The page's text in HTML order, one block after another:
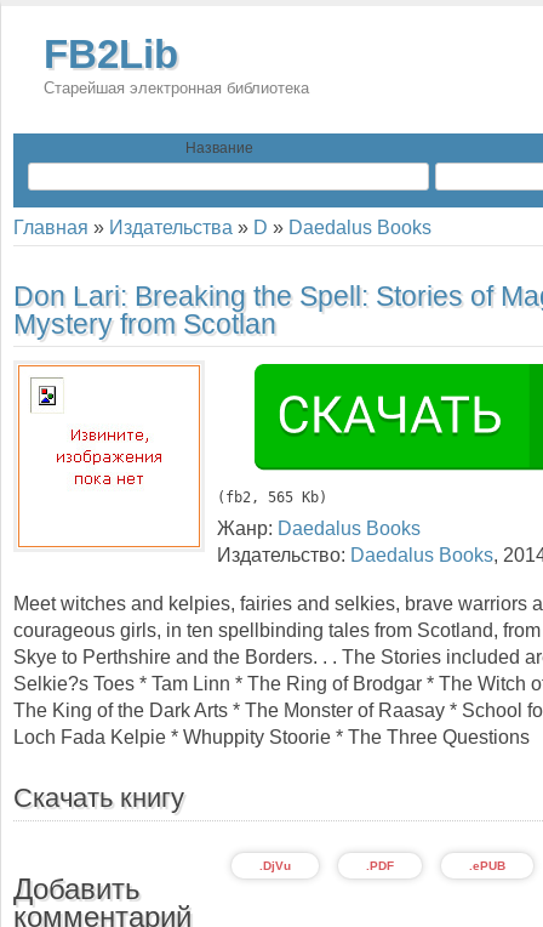
FB2Lib
Старейшая электронная библиотека
Название
Главная » Издательства » D » Daedalus Books
Don Lari: Breaking the Spell: Stories of
Mystery from Scotlan
( fb2, 565 Kb)
Жанр: Daedalus Books
Издательство: Daedalus Books,
Meet witches and kelpies, fairies and selkies, brave warriors
courageous girls, in ten spellbinding tales from Scotland,
Skye to Perthshire and the Borders. . . The Stories included
Selkie?s Toes * Tam Linn * The Ring of Brodgar * The Witch
The King of the Dark Arts * The Monster of Raasay * School
Loch Fada Kelpie * Whuppity Stoorie * The Three Questions
Скачать книгу
.ePUB
.PDF
.DjVu
Добавить
комментарий